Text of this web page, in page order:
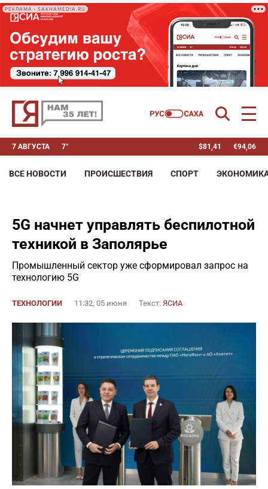
РЕКЛАМА • SAKHAMEDIA.RU
7 АВГУСТА 7° $81,41 €94,06
ВСЕ НОВОСТИ ПРОИСШЕСТВИЯ СПОРТ
5G начнет управлять беспилотной
техникой в Заполярье
Промышленный сектор уже сформировал запрос на
технологию 5G
ТЕХНОЛОГИИ 11:32, 05 июня Текст: ЯСИА